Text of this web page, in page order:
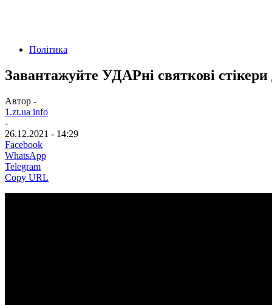
Політика
Завантажуйте УДАРні святкові
Автор -
1.zt.ua info
-
26.12.2021 - 14:29
Facebook
WhatsApp
Telegram
Copy URL